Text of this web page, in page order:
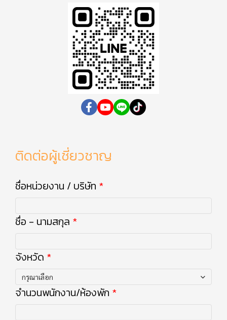
ติดต่อผู้เชี่ยวชาญ
ชื่อหน่วยงาน / บริษัท
ชื่อ - นามสกุล
จังหวัด
กรุณาเลือก
จำนวนพนักงาน/ห้องพัก